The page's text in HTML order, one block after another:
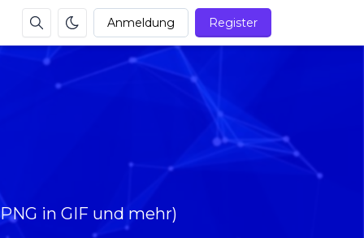
Anmeldung Register
in GIF und mehr)